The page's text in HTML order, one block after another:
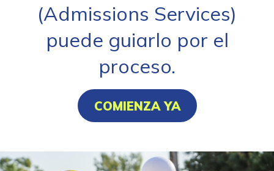
(Admissions Services)
puede guiarlo por el
proceso.
COMIENZA YA